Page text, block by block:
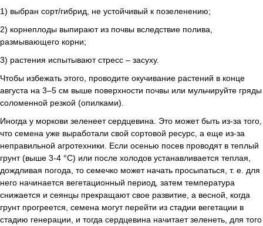
1) выбран сорт/гибрид, не устойчивый к позеленению;
2) корнеплоды выпирают из почвы вследствие полива,
размывающего корни;
3) растения испытывают стресс – засуху.
Чтобы избежать этого, проводите окучивание растений в конце
августа на 3–5 см выше поверхности почвы или мульчируйте гряды
соломенной резкой (опилками).
Иногда у моркови зеленеет сердцевина. Это может быть из-за того,
что семена уже выработали свой сортовой ресурс, а еще из-за
неправильной агротехники. Если осенью посев проводят в теплый
грунт (выше 3-4 °С) или после холодов устанавливается теплая,
дождливая погода, то семечко может начать просыпаться, т. е. для
него начинается вегетационный период, затем температура
снижается и сеянцы прекращают свое развитие, а весной, когда
грунт прогреется, семена могут перейти из стадии вегетации в
стадию генерации, и тогда сердцевина начитает зеленеть, для того